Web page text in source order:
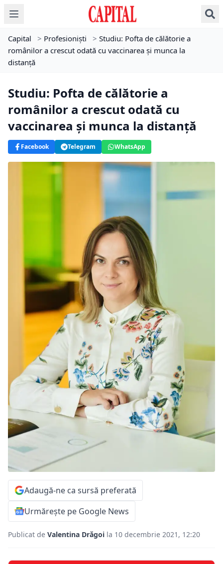
Capital > Profesioniști > Studiu: Pofta de călătorie a
românilor a crescut odată cu vaccinarea și munca la
distanță
Studiu: Pofta de călătorie a
românilor a crescut odată cu
vaccinarea și munca la distanță
Facebook Telegram WhatsApp
Adaugă-ne ca sursă preferată
Urmărește pe Google News
Publicat de Valentina Drăgoi la 10 decembrie 2021, 12:20